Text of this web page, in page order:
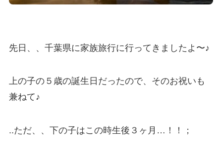
先日、、千葉県に家族旅行に行ってきましたよ〜♪
上の子の５歳の誕生日だったので、そのお祝いも
兼ねて♪
..ただ、、下の子はこの時生後３ヶ月…！！；